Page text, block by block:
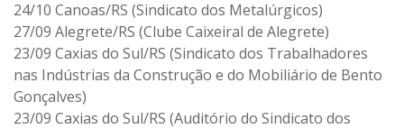
24/10 Canoas/RS (Sindicato dos Metalúrgicos)
27/09 Alegrete/RS (Clube Caixeiral de Alegrete)
23/09 Caxias do Sul/RS (Sindicato dos Trabalhadores
nas Indústrias da Construção e do Mobiliário de Bento
Gonçalves)
23/09 Caxias do Sul/RS (Auditório do Sindicato dos